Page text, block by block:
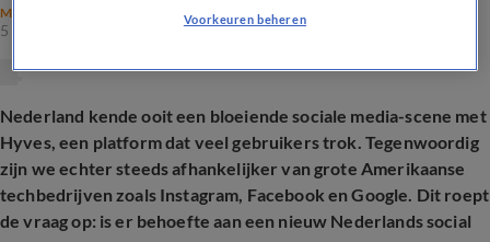
MAATSCHAPPIJ
5 mrt 2025, 19:04
Nederland kende ooit een bloeiende sociale media-scene met
Hyves, een platform dat veel gebruikers trok. Tegenwoordig
zijn we echter steeds afhankelijker van grote Amerikaanse
techbedrijven zoals Instagram, Facebook en Google. Dit roept
de vraag op: is er behoefte aan een nieuw Nederlands social
Voorkeuren beheren